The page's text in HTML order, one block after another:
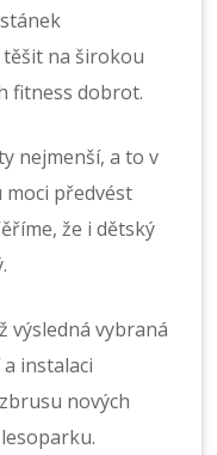
těšit na širokou
fitness dobrot.
nejmenší, a to v
předvést
že i dětský
výsledná vybraná
instalaci
nových